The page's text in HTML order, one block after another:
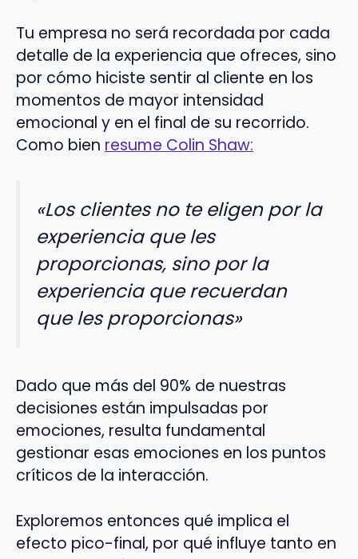
Tu empresa no será recordada por cada
detalle de la experiencia que ofreces, sino
por cómo hiciste sentir al cliente en los
momentos de mayor intensidad
emocional y en el final de su recorrido.
Como bien resume Colin Shaw:
«Los clientes no te eligen por la
experiencia que les
proporcionas, sino por la
experiencia que recuerdan
que les proporcionas»
Dado que más del 90% de nuestras
decisiones están impulsadas por
emociones, resulta fundamental
gestionar esas emociones en los puntos
críticos de la interacción.
Exploremos entonces qué implica el
efecto pico-final, por qué influye tanto en